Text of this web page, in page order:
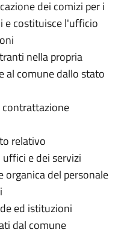
dei comizi per i
e costituisce l'ufficio
nella propria
al comune dallo stato
contrattazione
relativo
e dei servizi
organica del personale
ed istituzioni
dal comune